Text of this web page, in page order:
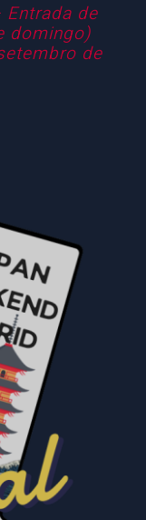
Entrada de
domingo)
de